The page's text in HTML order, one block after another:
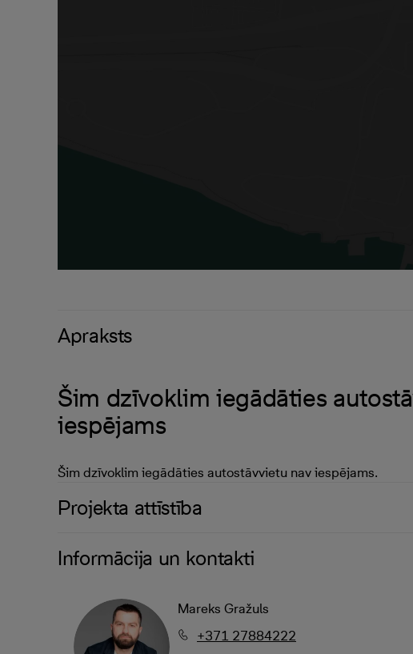
Apraksts
Šim dzīvoklim iegādāties
iespējams
Šim dzīvoklim iegādāties autostāvvietu nav iespējams.
Projekta attīstība
Informācija un kontakti
Mareks Gražuls
+371 27884222